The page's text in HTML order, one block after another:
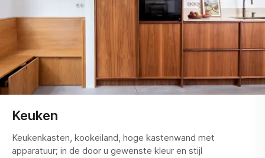
Keuken
Keukenkasten, kookeiland, hoge kastenwand met
apparatuur; in de door u gewenste kleur en stijl